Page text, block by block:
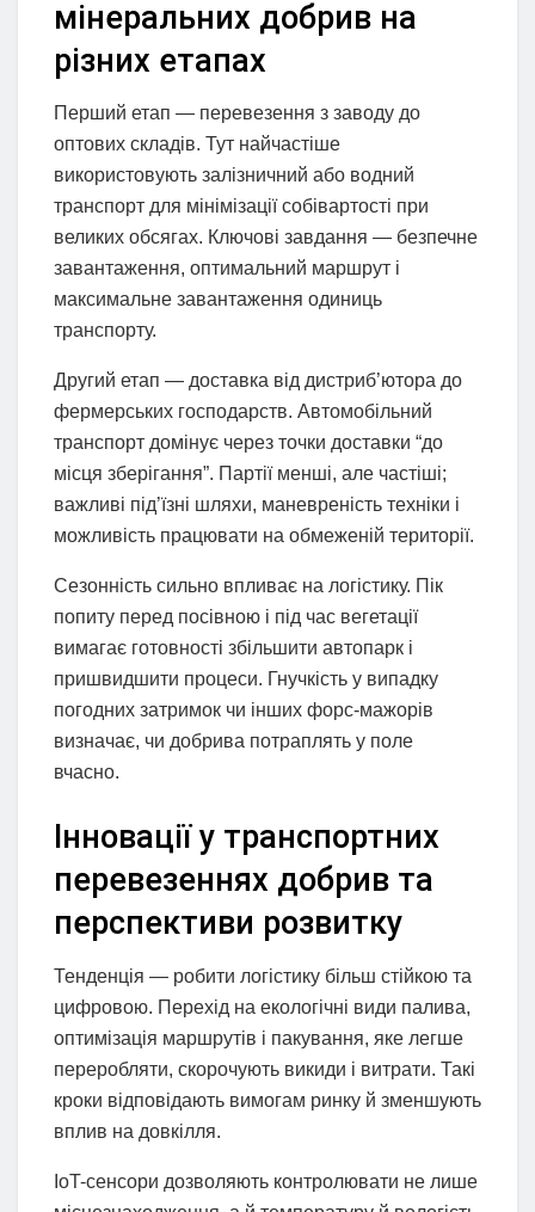
мінеральних добрив на
різних етапах
Перший етап — перевезення з заводу до
оптових складів. Тут найчастіше
використовують залізничний або водний
транспорт для мінімізації собівартості при
великих обсягах. Ключові завдання — безпечне
завантаження, оптимальний маршрут і
максимальне завантаження одиниць
транспорту.
Другий етап — доставка від дистриб’ютора до
фермерських господарств. Автомобільний
транспорт домінує через точки доставки “до
місця зберігання”. Партії менші, але частіші;
важливі під’їзні шляхи, маневреність техніки і
можливість працювати на обмеженій території.
Сезонність сильно впливає на логістику. Пік
попиту перед посівною і під час вегетації
вимагає готовності збільшити автопарк і
пришвидшити процеси. Гнучкість у випадку
погодних затримок чи інших форс-мажорів
визначає, чи добрива потраплять у поле
вчасно.
Інновації у транспортних
перевезеннях добрив та
перспективи розвитку
Тенденція — робити логістику більш стійкою та
цифровою. Перехід на екологічні види палива,
оптимізація маршрутів і пакування, яке легше
переробляти, скорочують викиди і витрати. Такі
кроки відповідають вимогам ринку й зменшують
вплив на довкілля.
IoT-сенсори дозволяють контролювати не лише